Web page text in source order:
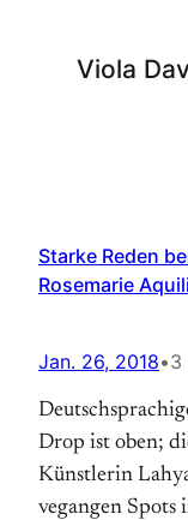
Viola
Starke Reden
Rosemarie
Jan. 26, 2018•3
Drop ist oben;
Künstlerin
vegangen Spots